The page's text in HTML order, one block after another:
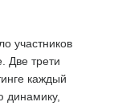
участников
Две трети
каждый
динамику,